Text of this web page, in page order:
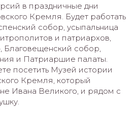
в праздничные дни
Кремля. Будет работать
собор, усыпальница
и патриархов,
Благовещенский собор,
и Патриаршие палаты.
посетить Музей истории
Кремля, который
Ивана Великого, и рядом с